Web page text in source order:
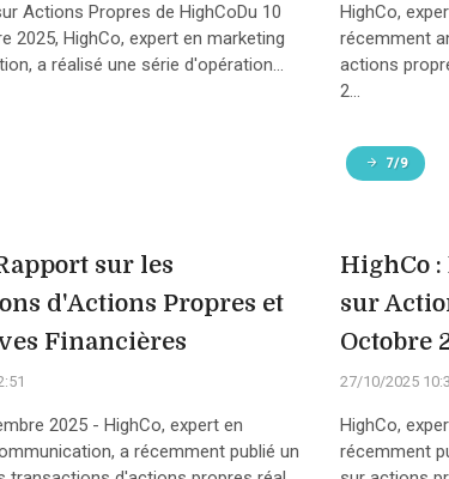
Actions Propres de HighCoDu 10
2025, HighCo, expert en marketing
a réalisé une série d'opération...
HighCo,
récemment
actions
2...
7/9
sur les
d'Actions Propres et
Financières
2025 - HighCo, expert en
a récemment publié un
HighCo
sur
Octobre
27/10/2025
HighCo,
récemment